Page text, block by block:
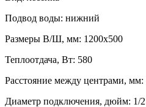
Подвод воды: нижний
Размеры В/Ш, мм: 1200х500
Теплоотдача, Вт: 580
Расстояние между центрами, мм:
Диаметр подключения, дюйм: 1/2